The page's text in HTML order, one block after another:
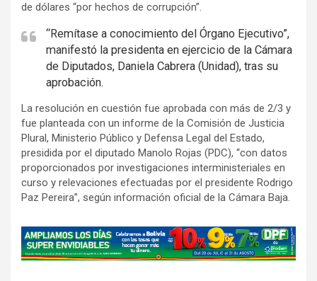
de dólares “por hechos de corrupción”.
“Remítase a conocimiento del Órgano Ejecutivo”,
manifestó la presidenta en ejercicio de la Cámara
de Diputados, Daniela Cabrera (Unidad), tras su
aprobación.
La resolución en cuestión fue aprobada con más de 2/3 y
fue planteada con un informe de la Comisión de Justicia
Plural, Ministerio Público y Defensa Legal del Estado,
presidida por el diputado Manolo Rojas (PDC), “con datos
proporcionados por investigaciones interministeriales en
curso y relevaciones efectuadas por el presidente Rodrigo
Paz Pereira”, según información oficial de la Cámara Baja.
A
d